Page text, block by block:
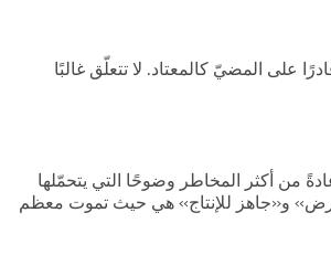
المضيّ كالمعتاد. لا تتعلّق غالبًا
من أكثر المخاطر وضوحًا التي يتحمّلها
و«جاهز للإنتاج» هي حيث تموت معظم